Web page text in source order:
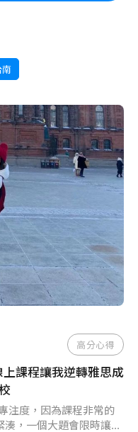
南
高分心得
課程讓我逆轉雅思成
注度，因為課程非常的
湊，一個大題會限時讓...